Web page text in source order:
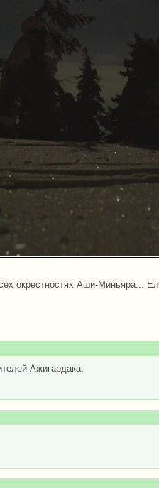
окрестностях Аши-Миньяра...
Ажигардака.